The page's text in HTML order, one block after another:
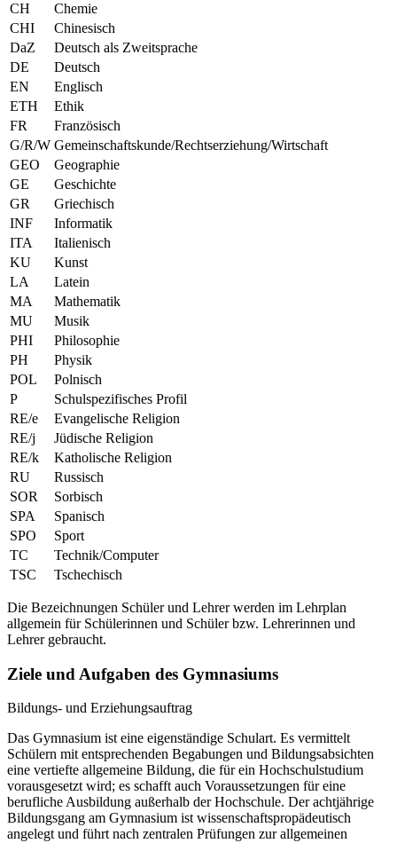
CH
Chemie
CHI
Chinesisch
DaZ
Deutsch als Zweitsprache
DE
Deutsch
EN
Englisch
ETH
Ethik
FR
Französisch
G/R/W Gemeinschaftskunde/Rechtserziehung/Wirtschaft
GEO
Geographie
GE
Geschichte
GR
Griechisch
INF
Informatik
ITA
Italienisch
KU
Kunst
LA
Latein
MA
Mathematik
MU
Musik
PHI
Philosophie
PH
Physik
POL
Polnisch
P
Schulspezifisches Profil
RE/e
Evangelische Religion
RE/j
Jüdische Religion
RE/k
Katholische Religion
RU
Russisch
SOR
Sorbisch
SPA
Spanisch
SPO
Sport
TC
Technik/Computer
TSC
Tschechisch
Die Bezeichnungen Schüler und Lehrer werden im Lehrplan
allgemein für Schülerinnen und Schüler bzw. Lehrerinnen und
Lehrer gebraucht.
Ziele und Aufgaben des Gymnasiums
Bildungs- und Erziehungsauftrag
Das Gymnasium ist eine eigenständige Schulart. Es vermittelt
Schülern mit entsprechenden Begabungen und Bildungsabsichten
eine vertiefte allgemeine Bildung, die für ein Hochschulstudium
vorausgesetzt wird; es schafft auch Voraussetzungen für eine
berufliche Ausbildung außerhalb der Hochschule. Der achtjährige
Bildungsgang am Gymnasium ist wissenschaftspropädeutisch
angelegt und führt nach zentralen Prüfungen zur allgemeinen